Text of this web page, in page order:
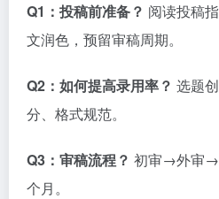
Q1：投稿前准备？ 阅读投稿
文润色，预留审稿周期。
Q2：如何提高录用率？ 选题
分、格式规范。
Q3：审稿流程？ 初审→外审→
个月。